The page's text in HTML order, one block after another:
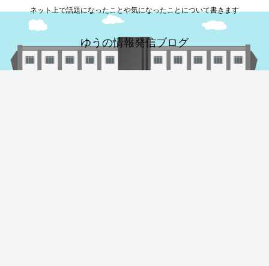
ネット上で話題になったことや気になったことについて書きます
ゆうの情報発信ブログ